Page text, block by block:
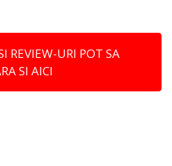
REVIEW-URI POT SA
SI AICI